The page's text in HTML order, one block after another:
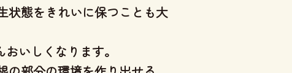
状態をきれいに保つことも大
いしくなります。